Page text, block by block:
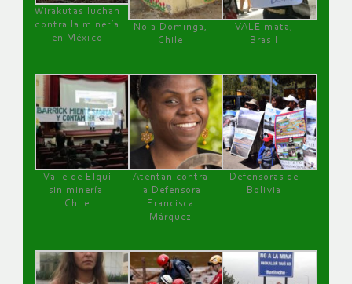
Wirakutas luchan
contra la minería
en México
No a Dominga,
Chile
VALE mata,
Brasil
Valle de Elqui
sin minería.
Chile
Atentan contra
la Defensora
Francisca
Márquez
Defensoras de
Bolivia